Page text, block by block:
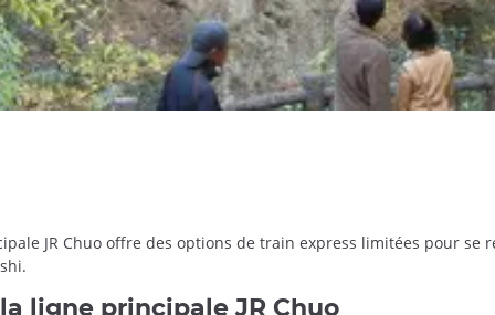
JR Chuo offre des options de train express limitées pour
ligne principale JR Chuo